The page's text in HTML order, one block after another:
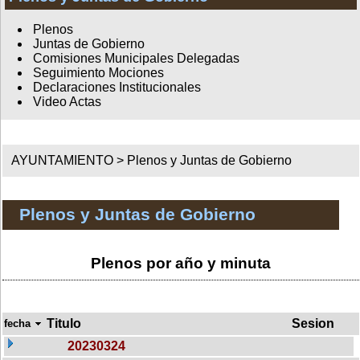
Plenos
Juntas de Gobierno
Comisiones Municipales Delegadas
Seguimiento Mociones
Declaraciones Institucionales
Video Actas
AYUNTAMIENTO > Plenos y Juntas de Gobierno
Plenos y Juntas de Gobierno
Plenos por año y minuta
fecha Titulo
Sesion
20230324